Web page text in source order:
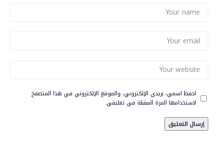
احفظ اسمي، بريدي الإلكتروني، والموقع الإلكتروني في هذا المتصفح
لاستخدامها المرة المقبلة في تعليقي.